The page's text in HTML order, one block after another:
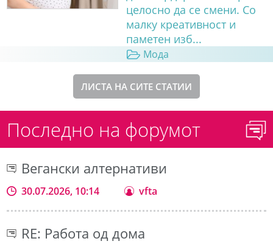
целосно да се смени. Со
малку креативност и
паметен изб...
Мода
ЛИСТА НА СИТЕ СТАТИИ
Последно на форумот
Вегански алтернативи
30.07.2026, 10:14 vfta
RE: Работа од дома